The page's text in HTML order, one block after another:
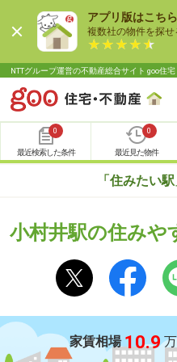
アプリ版はこちら
複数社の物件を探せ
NTTグループ運営の不動産総合サイト goo住
0
最近検索した条件
0
最近見た物件
「住みたい
小村井駅の住みや
家賃相場 10.9